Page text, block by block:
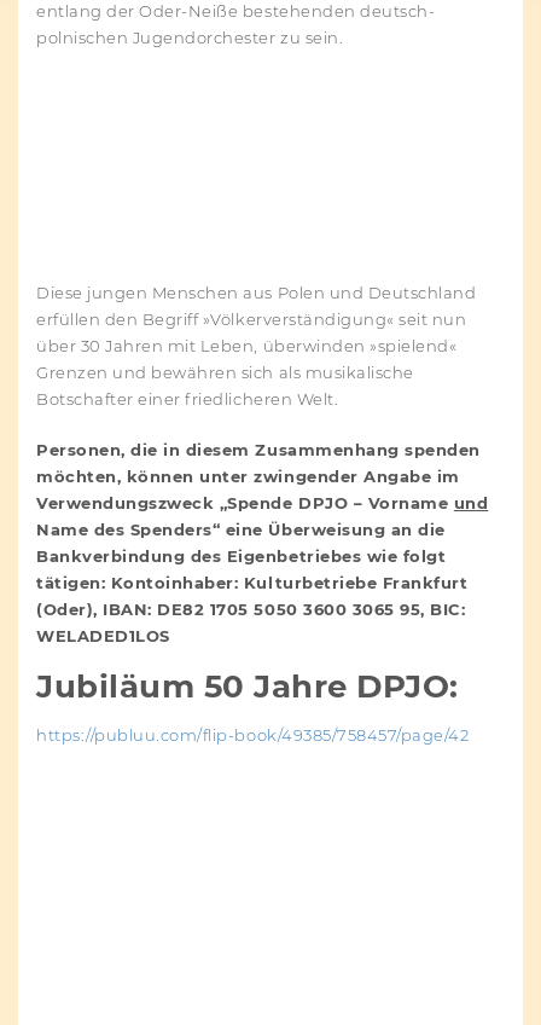
entlang der Oder-Neiße bestehenden deutsch-
polnischen Jugendorchester zu sein.
Diese jungen Menschen aus Polen und Deutschland
erfüllen den Begriff »Völkerverständigung« seit nun
über 30 Jahren mit Leben, überwinden »spielend«
Grenzen und bewähren sich als musikalische
Botschafter einer friedlicheren Welt.
Personen, die in diesem Zusammenhang spenden
möchten, können unter zwingender Angabe im
Verwendungszweck „Spende DPJO – Vorname und
Name des Spenders“ eine Überweisung an die
Bankverbindung des Eigenbetriebes wie folgt
tätigen: Kontoinhaber: Kulturbetriebe Frankfurt
(Oder), IBAN: DE82 1705 5050 3600 3065 95, BIC:
WELADED1LOS
Jubiläum 50 Jahre DPJO:
https://publuu.com/flip-book/49385/758457/page/42